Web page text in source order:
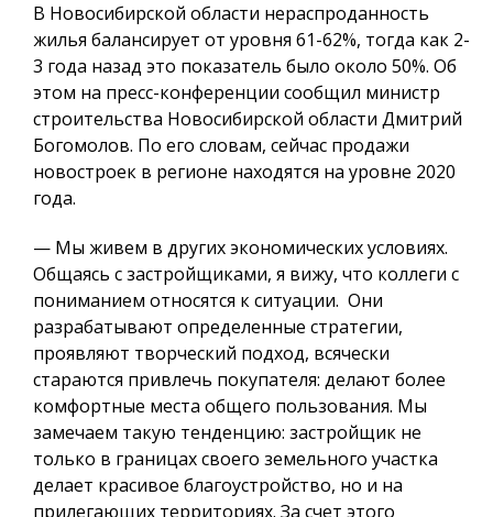
В Новосибирской области нераспроданность
жилья балансирует от уровня 61-62%, тогда как 2-
3 года назад это показатель было около 50%. Об
этом на пресс-конференции сообщил министр
строительства Новосибирской области Дмитрий
Богомолов. По его словам, сейчас продажи
новостроек в регионе находятся на уровне 2020
года.
— Мы живем в других экономических условиях.
Общаясь с застройщиками, я вижу, что коллеги с
пониманием относятся к ситуации. Они
разрабатывают определенные стратегии,
проявляют творческий подход, всячески
стараются привлечь покупателя: делают более
комфортные места общего пользования. Мы
замечаем такую тенденцию: застройщик не
только в границах своего земельного участка
делает красивое благоустройство, но и на
прилегающих территориях. За счет этого